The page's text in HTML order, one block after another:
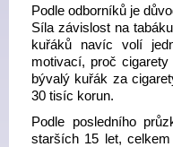
Podle odborníků je
Síla závislost na
kuřáků navíc volí
motivací, proč
bývalý kuřák za
30 tisíc korun.
Podle posledního
starších 15 let,